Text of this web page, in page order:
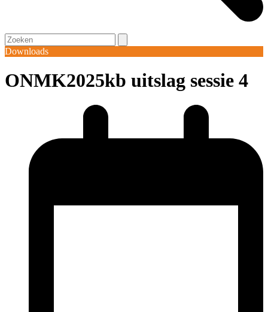
Open
mobile
menu
Close
mobile
menu
Search
Downloads
ONMK2025kb uitslag sessie 4